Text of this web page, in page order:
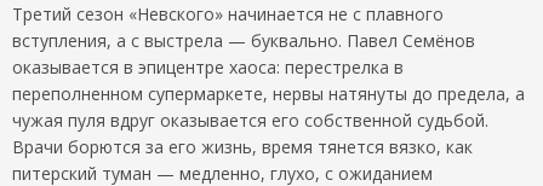
Третий сезон «Невского» начинается не с плавного
вступления, а с выстрела — буквально. Павел Семёнов
оказывается в эпицентре хаоса: перестрелка в
переполненном супермаркете, нервы натянуты до предела, а
чужая пуля вдруг оказывается его собственной судьбой.
Врачи борются за его жизнь, время тянется вязко, как
питерский туман — медленно, глухо, с ожиданием